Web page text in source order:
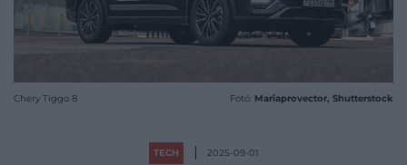
Chery Tiggo 8 Fotó: Mariaprovector, Shutterstock
TECH 2025-09-01